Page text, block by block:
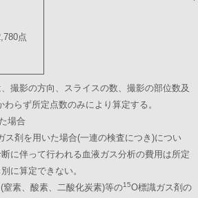
点
撮影の方向、スライスの数、撮影の部位数及
らず所定点数のみにより算定する。
場合
ス剤を用いた場合(一連の検査につき)につい
に伴って行われる血液ガス分析の費用は所定
に算定できない。
素、酸素、二酸化炭素)等の15O標識ガス剤の